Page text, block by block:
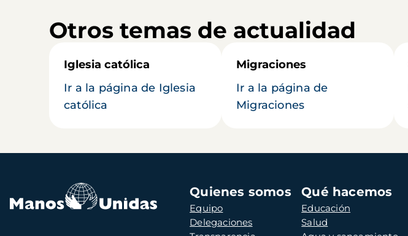
Otros temas de actualidad
Iglesia católica
Ir a la página de Iglesia
católica
Migraciones
Ir a la página de
Migraciones
Navegación
principal
Quienes somos
Equipo
Delegaciones
Qué hacemos
Educación
Salud